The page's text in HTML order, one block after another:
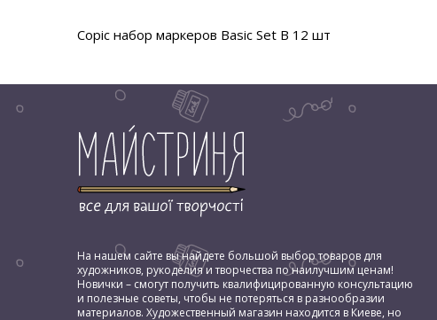
Copic набор маркеров Basic Set B 12 шт
На нашем сайте вы найдете большой выбор товаров для
художников, рукоделия и творчества по наилучшим ценам!
Новички – смогут получить квалифицированную консультацию
и полезные советы, чтобы не потеряться в разнообразии
материалов. Художественный магазин находится в Киеве, но